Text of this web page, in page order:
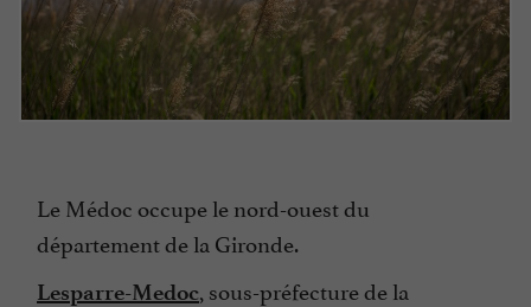
Le Médoc occupe le nord-ouest du
département de la Gironde.
Lesparre-Medoc, sous-préfecture de la